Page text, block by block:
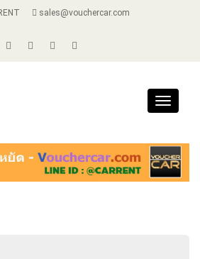
sales@vouchercar.com
Toggle